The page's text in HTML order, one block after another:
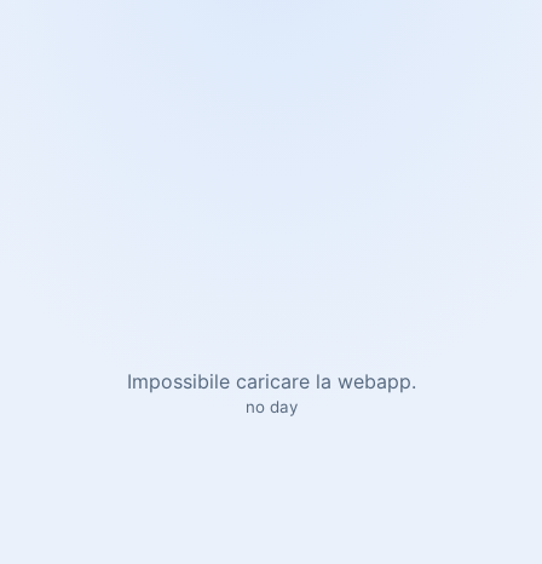
Impossibile caricare la webapp.
no day